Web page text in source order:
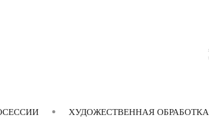
ХУДОЖЕСТВЕННАЯ ОБРАБОТКА